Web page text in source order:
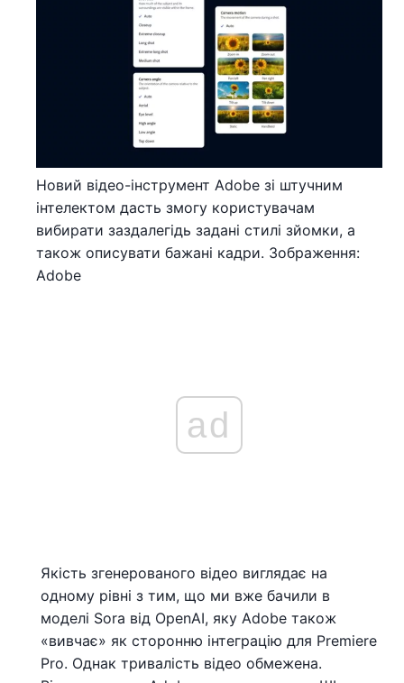
Новий відео-інструмент Adobe зі штучним
інтелектом дасть змогу користувачам
вибирати заздалегідь задані стилі зйомки, а
також описувати бажані кадри. Зображення:
Adobe
ad
Якість згенерованого відео виглядає на
одному рівні з тим, що ми вже бачили в
моделі Sora від OpenAI, яку Adobe також
«вивчає» як сторонню інтеграцію для Premiere
Pro. Однак тривалість відео обмежена.